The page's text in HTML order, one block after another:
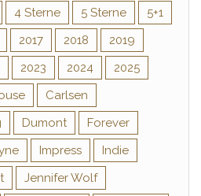
4 Sterne 5 Sterne
5+1
2017 2018
2019
2023 2024
2025
Carlsen
Dumont
Forever
Impress
Indie
Jennifer Wolf